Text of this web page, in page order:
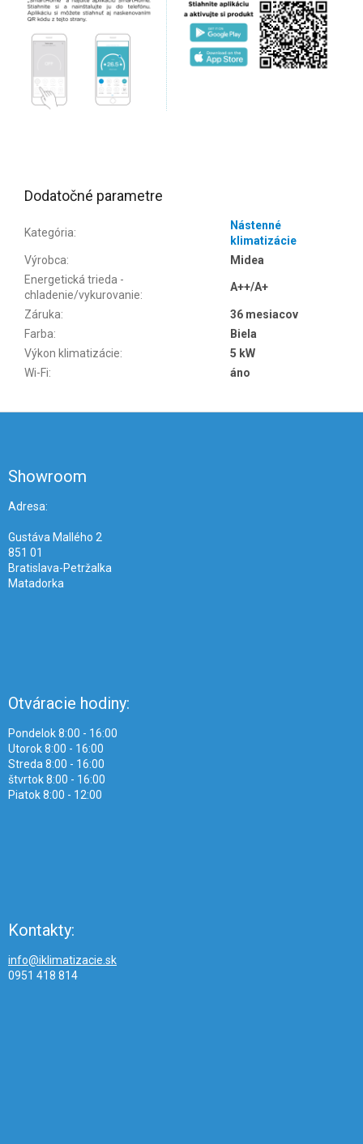
Dodatočné parametre
Kategória:
Nástenné
klimatizácie
Výrobca:
Midea
Energetická trieda -
chladenie/vykurovanie:
A++/A+
Záruka:
36 mesiacov
Farba:
Biela
Výkon klimatizácie:
5 kW
Wi-Fi: áno
Showroom
Adresa:
Gustáva Mallého 2
851 01
Bratislava-Petržalka
Matadorka
Otváracie hodiny:
Pondelok 8:00 - 16:00
Utorok 8:00 - 16:00
Streda 8:00 - 16:00
štvrtok 8:00 - 16:00
Piatok 8:00 - 12:00
Kontakty:
info@iklimatizacie.sk
0951 418 814